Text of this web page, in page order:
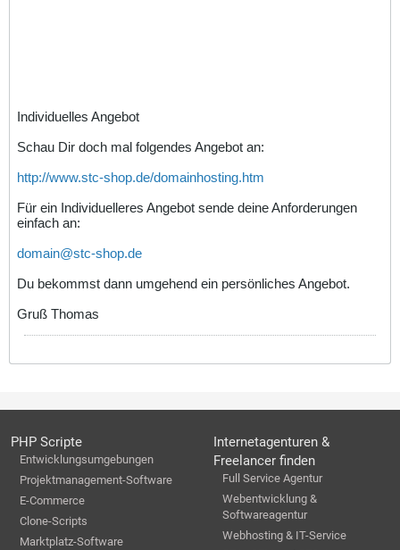
Individuelles Angebot
Schau Dir doch mal folgendes Angebot an:
http://www.stc-shop.de/domainhosting.htm
Für ein Individuelleres Angebot sende deine Anforderungen
einfach an:
domain@stc-shop.de
Du bekommst dann umgehend ein persönliches Angebot.
Gruß Thomas
PHP Scripte
Entwicklungsumgebungen
Projektmanagement-Software
E-Commerce
Clone-Scripts
Marktplatz-Software
Internetagenturen &
Freelancer finden
Full Service Agentur
Webentwicklung &
Softwareagentur
Webhosting & IT-Service